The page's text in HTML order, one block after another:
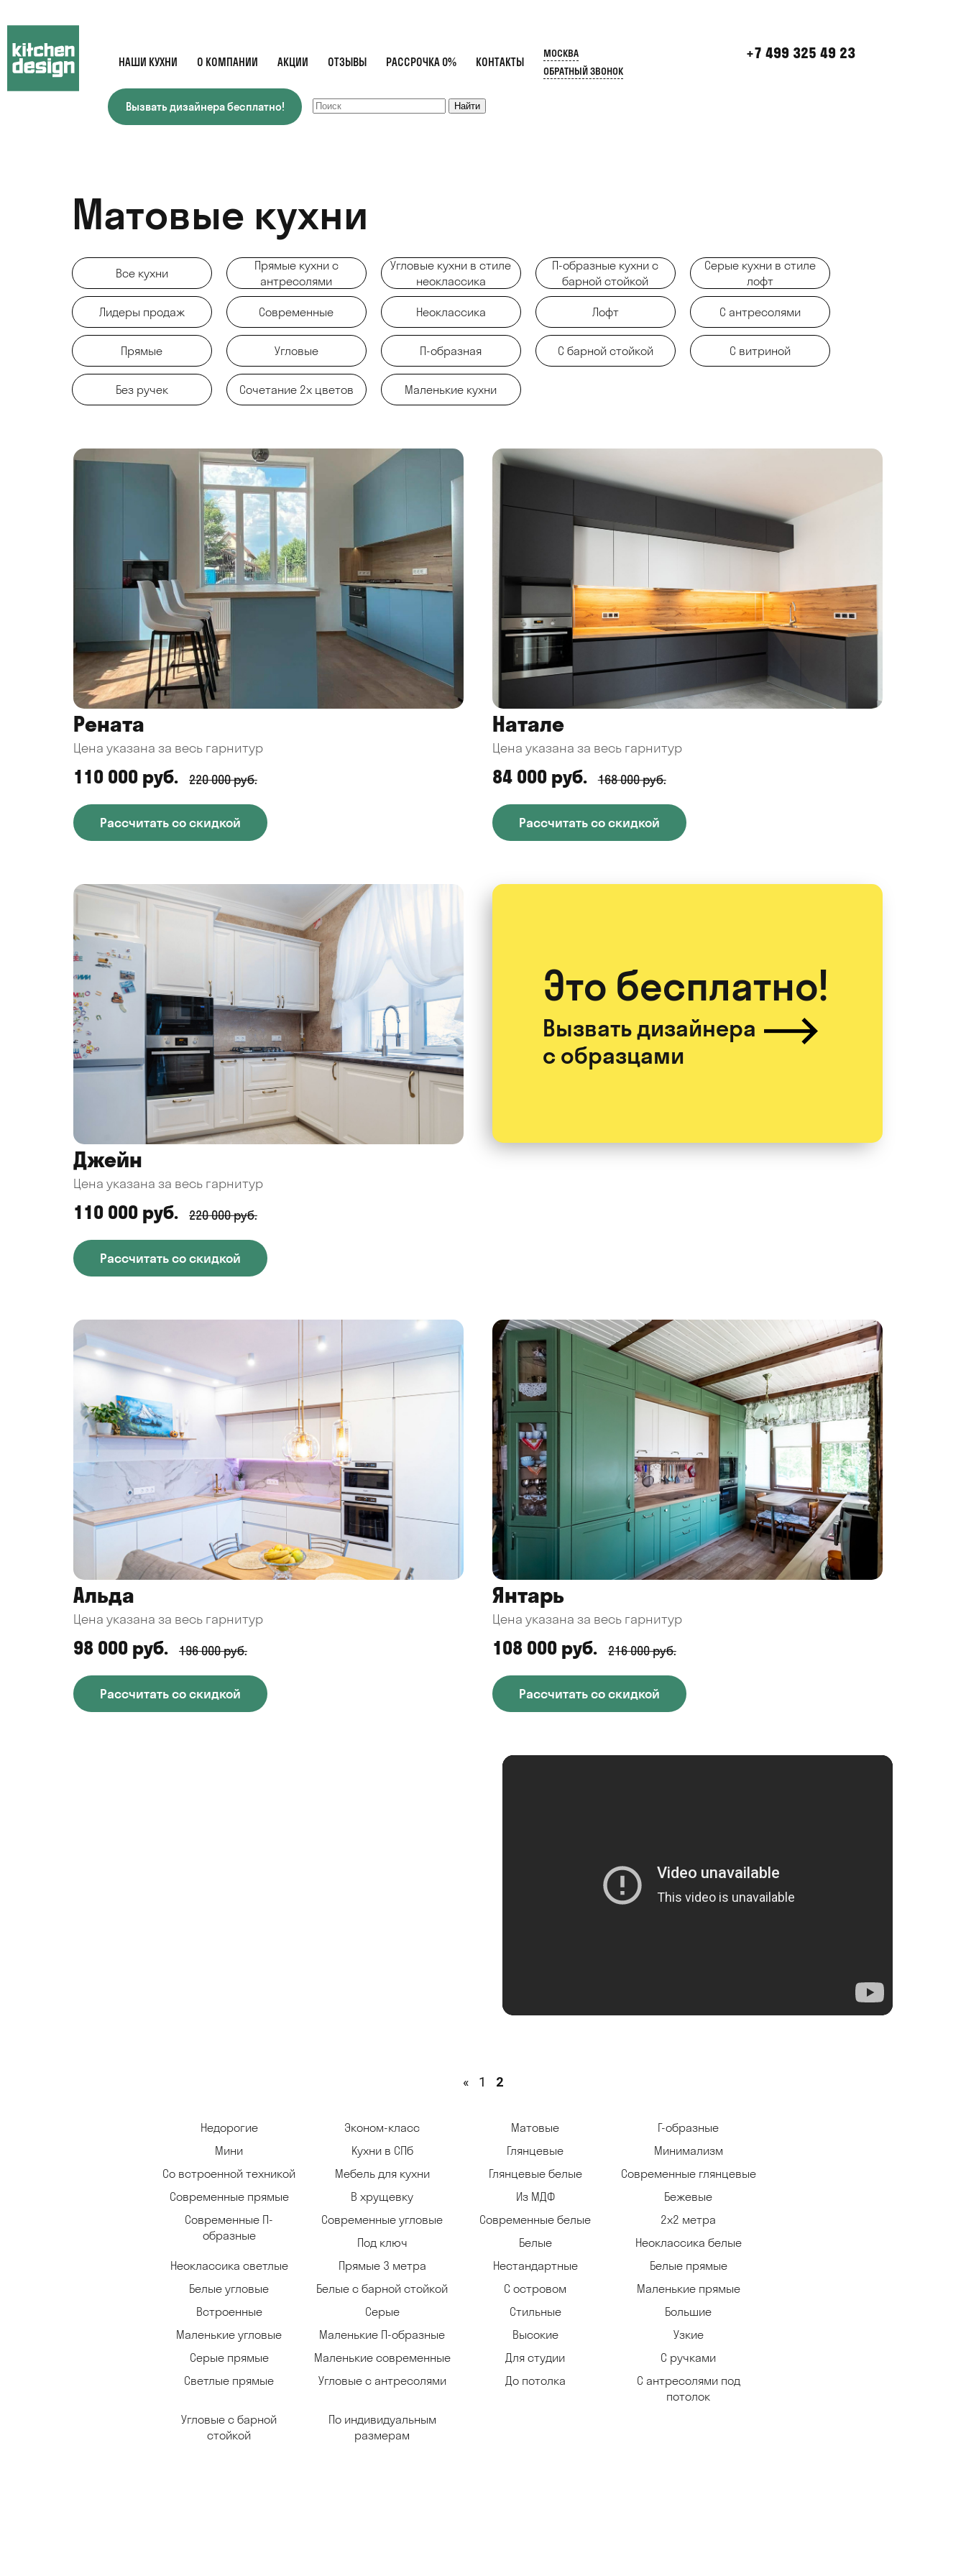
НАШИ КУХНИ О КОМПАНИИ АКЦИИ ОТЗЫВЫ РАССРОЧКА 0% КОНТАКТЫ
+7 499 325 49 23
Вызвать дизайнера бесплатно!
МОСКВА
ОБРАТНЫЙ ЗВОНОК
Матовые кухни
Все кухни
Прямые кухни с
антресолями
Угловые кухни в стиле
неоклассика
П-образные кухни с
барной стойкой
Серые кухни в стиле
лофт
Лидеры продаж Современные Неоклассика Лофт С антресолями
Прямые Угловые П-образная С барной стойкой С витриной
Без ручек Сочетание 2х цветов Маленькие кухни
Рената
Цена указана за весь гарнитур
110 000 руб. 220 000 руб.
Рассчитать со скидкой
Натале
Цена указана за весь гарнитур
84 000 руб. 168 000 руб.
Рассчитать со скидкой
Джейн
Цена указана за весь гарнитур
110 000 руб. 220 000 руб.
Рассчитать со скидкой
Это бесплатно!
Вызвать дизайнера
с образцами
Альда
Цена указана за весь гарнитур
98 000 руб. 196 000 руб.
Рассчитать со скидкой
Янтарь
Цена указана за весь гарнитур
108 000 руб. 216 000 руб.
Рассчитать со скидкой
« 1 2
Недорогие Эконом-класс Матовые
Г-образные
Мини
Кухни в СПб Глянцевые
Минимализм
Со встроенной техникой
Мебель для кухни Глянцевые белые
Современные глянцевые
Современные прямые
В хрущевку Из МДФ
Бежевые
Современные П-
образные
Современные угловые Современные белые
2х2 метра
Под ключ
Белые
Неоклассика белые
Неоклассика светлые
Прямые 3 метра Нестандартные
Белые прямые
Белые угловые
Белые с барной стойкой С островом
Маленькие прямые
Встроенные
Серые Стильные
Большие
Маленькие угловые
Маленькие П-образные Высокие
Узкие
Серые прямые
Маленькие современные Для студии
С ручками
Светлые прямые
Угловые с антресолями До потолка
С антресолями под
потолок
Угловые с барной
стойкой
По индивидуальным
размерам